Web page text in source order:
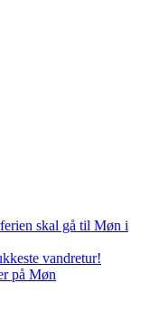
skal gå til Møn i
vandretur!
på Møn